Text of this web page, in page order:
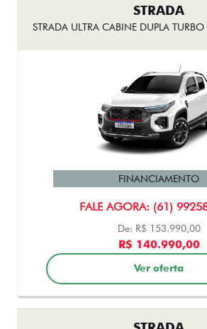
FALE AGORA: (61)
De: R$ 142.490,00
Ver oferta
STRADA
STRADA ULTRA CABINE DUPLA TURBO
FALE AGORA: (61)
FINANCIAMENTO